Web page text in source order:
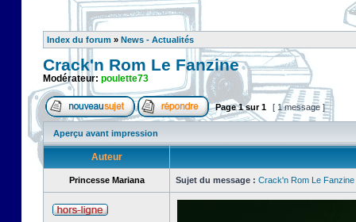
Index du forum » News - Actualités
Crack'n Rom Le Fanzine
Modérateur: poulette73
Page1sur1 [ 1 message ]
Aperçu avant impression
Auteur
Princesse Mariana Sujet du message : Crack'n Rom Le Fanzine